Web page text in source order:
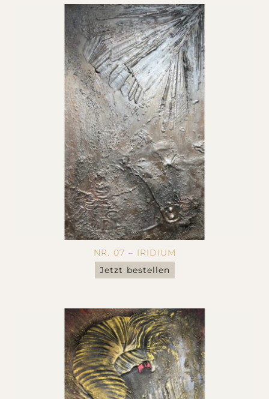
NR. 07 – IRIDIUM
Jetzt bestellen